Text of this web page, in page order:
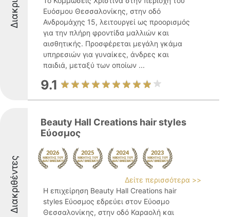
Ευόσμου Θεσσαλονίκης, στην οδό
Ανδρομάχης 15, λειτουργεί ως προορισμός
για την πλήρη φροντίδα μαλλιών και
αισθητικής. Προσφέρεται μεγάλη γκάμα
υπηρεσιών για γυναίκες, άνδρες και
παιδιά, μεταξύ των οποίων ...
9.1
Διακριθέντες
Beauty Hall Creations hair styles
Εύοσμος
Δείτε περισσότερα >>
Η επιχείρηση Beauty Hall Creations hair
styles Εύοσμος εδρεύει στον Εύοσμο
Θεσσαλονίκης, στην οδό Καραολή και